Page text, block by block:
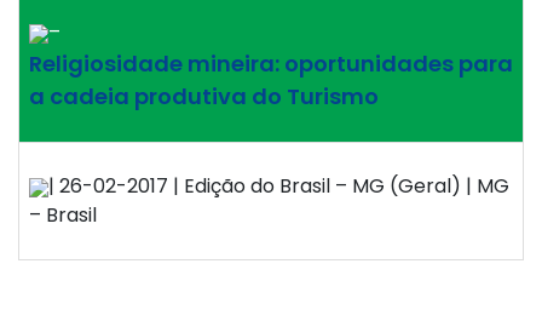
–
Religiosidade mineira: oportunidades para
a cadeia produtiva do Turismo
| 26-02-2017 | Edição do Brasil – MG (Geral) | MG
– Brasil